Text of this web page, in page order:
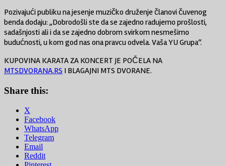
Pozivajući publiku na jesenje muzičko druženje članovi čuvenog
benda dodaju: „Dobrodošli ste da se zajedno radujemo prošlosti,
sadašnjosti ali i da se zajedno dobrom svirkom nesmešimo
budućnosti, u kom god nas ona pravcu odvela. Vaša YU Grupa“.
KUPOVINA KARATA ZA KONCERT JE POČELA NA
MTSDVORANA.RS I BLAGAJNI MTS DVORANE.
Share this:
X
Facebook
WhatsApp
Telegram
Email
Reddit